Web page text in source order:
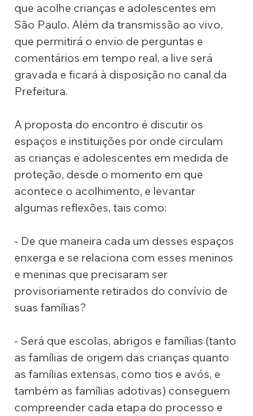
que acolhe crianças e adolescentes em
São Paulo. Além da transmissão ao vivo,
que permitirá o envio de perguntas e
comentários em tempo real, a live será
gravada e ficará à disposição no canal da
Prefeitura.
A proposta do encontro é discutir os
espaços e instituições por onde circulam
as crianças e adolescentes em medida de
proteção, desde o momento em que
acontece o acolhimento, e levantar
algumas reflexões, tais como:
- De que maneira cada um desses espaços
enxerga e se relaciona com esses meninos
e meninas que precisaram ser
provisoriamente retirados do convívio de
suas famílias?
- Será que escolas, abrigos e famílias (tanto
as famílias de origem das crianças quanto
as famílias extensas, como tios e avós, e
também as famílias adotivas) conseguem
compreender cada etapa do processo e